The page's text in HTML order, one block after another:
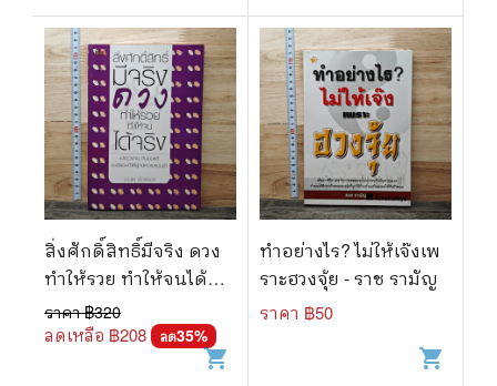
สิ่งศักดิ์สิทธิ์มีจริง ดวง
ทำให้รวย ทำให้จนได้
จริง - อาจารย์นพ เรือง
รอง
ราคา ฿320
ลดเหลือ ฿208 ลด35%
shopping_cart
ทำอย่างไร? ไม่ให้เจ๊งเพ
ราะฮวงจุ้ย - ราช รามัญ
ราคา ฿50
shopping_cart